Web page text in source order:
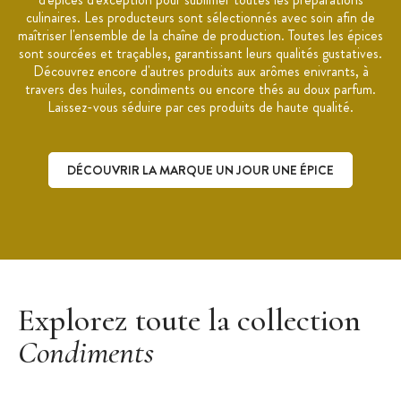
culinaires. Les producteurs sont sélectionnés avec soin afin de
maîtriser l'ensemble de la chaîne de production. Toutes les épices
sont sourcées et traçables, garantissant leurs qualités gustatives.
Découvrez encore d'autres produits aux arômes enivrants, à
travers des huiles, condiments ou encore thés au doux parfum.
Laissez-vous séduire par ces produits de haute qualité.
DÉCOUVRIR LA MARQUE UN JOUR UNE ÉPICE
Explorez toute la collection
Condiments